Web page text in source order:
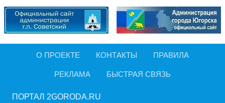
О ПРОЕКТЕ КОНТАКТЫ ПРАВИЛА
РЕКЛАМА БЫСТРАЯ СВЯЗЬ
ПОРТАЛ 2GORODA.RU